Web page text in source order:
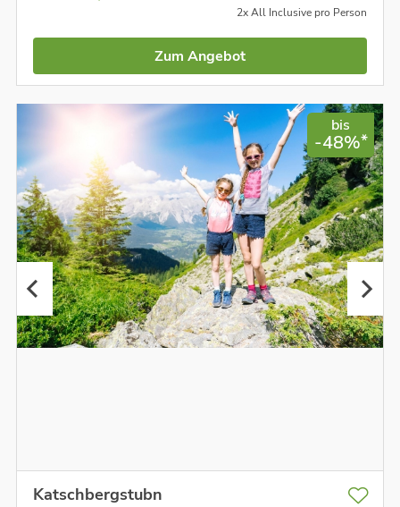
2x All Inclusive pro Person
Zum Angebot
bis
-48%*
Katschbergstubn